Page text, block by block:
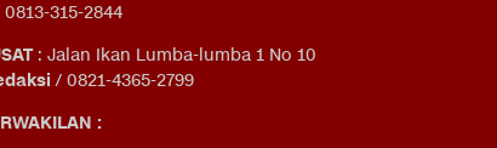
0813-315-2844
: Jalan Ikan Lumba-lumba 1 No 10
/ 0821-4365-2799
: